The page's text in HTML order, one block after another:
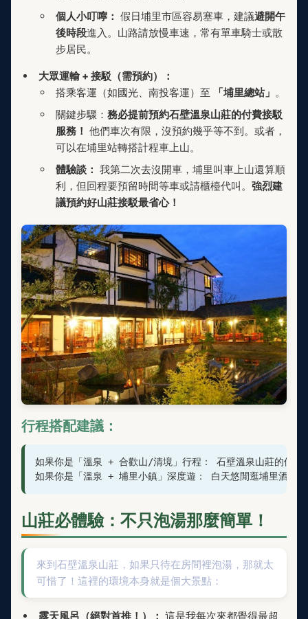
個人小叮嚀： 假日埔里市區容易塞車，建議避開午
後時段進入。山路請放慢車速，常有單車騎士或散
步居民。
大眾運輸 + 接駁（需預約）：
搭乘客運（如國光、南投客運）至
「埔里總站」 。
關鍵步驟： 務必提前預約石壁溫泉山莊的付費接駁
服務！ 他們車次有限，沒預約幾乎等不到。或者，
可以在埔里站轉搭計程車上山。
體驗談： 我第二次去沒開車，埔里叫車上山還算順
利，但回程要預留時間等車或請櫃檯代叫。 強烈建
議預約好山莊接駁最省心！
行程搭配建議：
如果你是「溫泉 + 合歡山/清境」行程： 石壁溫泉山莊的位置
如果你是「溫泉 + 埔里小鎮」深度遊： 白天悠閒逛埔里酒廠
山莊必體驗：不只泡湯那麼簡單！
來到石壁溫泉山莊，如果只待在房間裡泡湯，那就太
可惜了！這裡的環境本身就是個大景點：
露天風呂（絕對首推！）： 這是我每次來都覺得最超